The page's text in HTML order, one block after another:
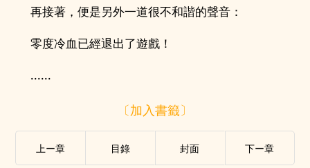
再接著，便是另外一道很不和諧的聲音：
零度冷血已經退出了遊戲！
......
〔加入書籤〕
上ー章 目錄 封面 下ー章